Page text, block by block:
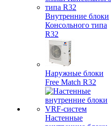
Внутренние блоки
Консольного типа
R32
Наружные блоки
Free Match R32
Настенные